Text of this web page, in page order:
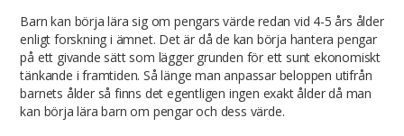
Barn kan börja lära sig om pengars värde redan vid 4-5 års ålder
enligt forskning i ämnet. Det är då de kan börja hantera pengar
på ett givande sätt som lägger grunden för ett sunt ekonomiskt
tänkande i framtiden. Så länge man anpassar beloppen utifrån
barnets ålder så finns det egentligen ingen exakt ålder då man
kan börja lära barn om pengar och dess värde.